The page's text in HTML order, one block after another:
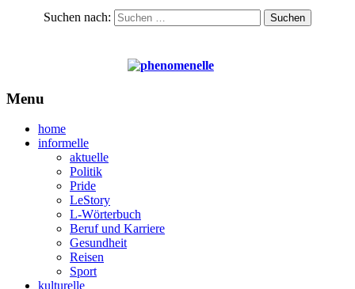
Suchen nach:
Menu
home
informelle
aktuelle
Politik
Pride
LeStory
L-Wörterbuch
Beruf und Karriere
Gesundheit
Reisen
Sport
kulturelle